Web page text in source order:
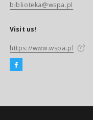
biblioteka@wspa.pl
Visit us!
https://www.wspa.pl